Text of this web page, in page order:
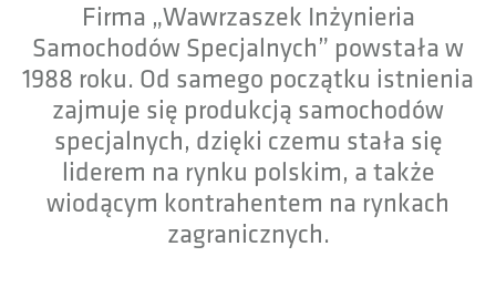
Firma „Wawrzaszek Inżynieria
Samochodów Specjalnych” powstała w
1988 roku. Od samego początku istnienia
zajmuje się produkcją samochodów
specjalnych, dzięki czemu stała się
liderem na rynku polskim, a także
wiodącym kontrahentem na rynkach
zagranicznych.